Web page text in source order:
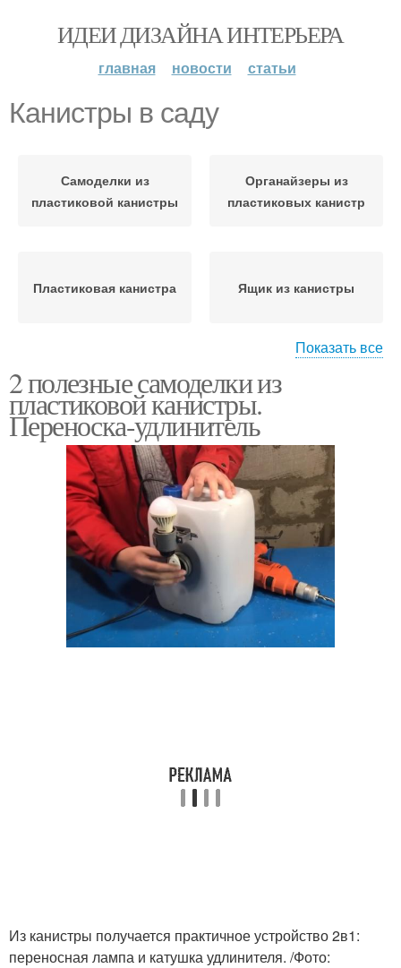
ИДЕИ ДИЗАЙНА ИНТЕРЬЕРА
главная новости статьи
Канистры в саду
Самоделки из
пластиковой канистры
Органайзеры из
пластиковых канистр
Пластиковая канистра Ящик из канистры
Пластиковые канистры Поделки из канистры
Поделки для сада Клумба для сада
Канистры на участке Самоделки из канистры
пластмассовых канистр
Поделки из канистр Самоделки из канистр
Показать все
2 полезные самоделки из
пластиковой канистры.
Переноска-удлинитель
Из канистры получается практичное устройство 2в1:
переносная лампа и катушка удлинителя. /Фото: